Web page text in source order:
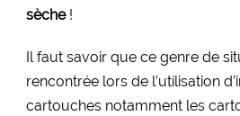
sèche!
Il faut savoir que ce genre de
rencontrée lors de l’utilisation
cartouches notamment les